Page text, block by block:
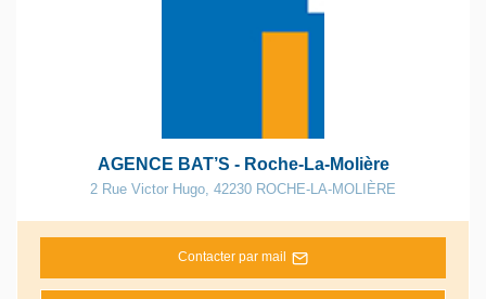
AGENCE BAT’S - Roche-La-Molière
2 Rue Victor Hugo, 42230 ROCHE-LA-MOLIÈRE
Contacter par mail